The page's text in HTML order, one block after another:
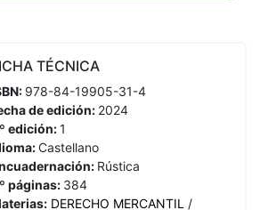
TÉCNICA
978-84-19905-31-4
de edición: 2024
edición:1
Castellano
Rústica
páginas: 384
DERECHO MERCANTIL /